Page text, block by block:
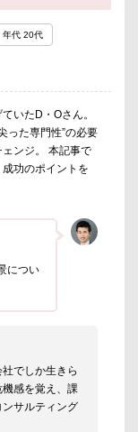
年代 20代
いたD・Oさん。
った専門性”の必要
ンジ。 本記事で
功のポイントを
につい
でしか生きら
感を覚え、課
サルティング